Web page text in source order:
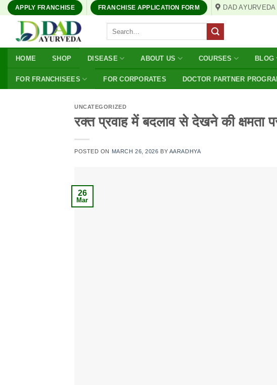
Skip
content
APPLY FRANCHISE FRANCHISE APPLICATION FORM DAD AYURVEDA
HOME SHOP DISEASE ABOUT US COURSES BLOG
FOR FRANCHISEES FOR CORPORATES DOCTOR PARTNER
UNCATEGORIZED
रक्त प्रवाह में बदलाव से देखने की क्षमता
POSTED ON MARCH 26, 2026 BY AARADHYA
26
Mar